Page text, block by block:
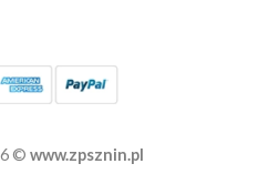
© www.zpsznin.pl